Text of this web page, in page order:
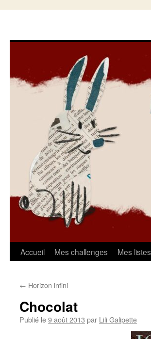
Aller
contenu
Accueil Mes challenges Mes listes
← Horizon infini
Chocolat
Publié le9 août 2013 par Lili Galipette